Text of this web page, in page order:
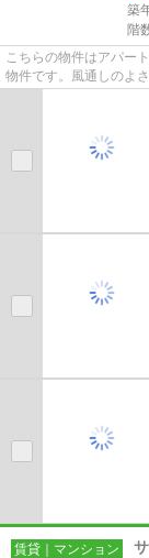
築
階
こちらの物件はアパー
物件です。風通しのよ
らコチラ。こちら久留
賃貸｜マンション